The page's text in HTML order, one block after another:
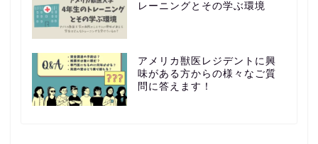
レーニングとその学ぶ環境
アメリカ獣医レジデントに興
味がある方からの様々なご質
問に答えます！